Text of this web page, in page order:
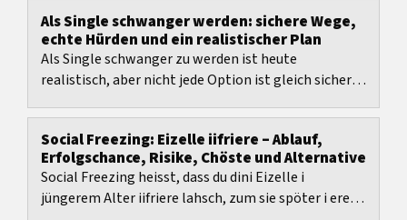
Als Single schwanger werden: sichere Wege,
echte Hürden und ein realistischer Plan
Als Single schwanger zu werden ist heute
realistisch, aber nicht jede Option ist gleich sicher,
Social Freezing: Eizelle iifriere – Ablauf,
Erfolgschance, Risike, Chöste und Alternative
Social Freezing heisst, dass du dini Eizelle i
jüngerem Alter iifriere lahsch, zum sie spöter i ere